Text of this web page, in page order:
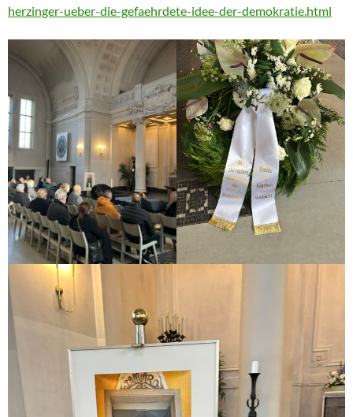
herzinger-ueber-die-gefaehrdete-idee-der-demokratie.html